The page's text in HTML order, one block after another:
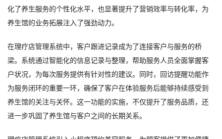
化了养生服务的个性化水平，也显著提升了营销效率与转化率，为
养生馆的业务拓展注入了强劲动力。
在理疗店管理系统中，客户跟进记录成为了连接客户与服务的桥
梁。系统通过智能化的信息记录与整理，帮助服务人员全面掌握客
户状况，为每次服务提供有针对性的建议。同时，回访提醒功能作
为服务闭环的重要一环，确保了客户在体验服务后能够持续感受到
养生馆的关注与关怀。这一功能的实施，不仅提升了服务品质，还
进一步巩固了养生馆与客户之间的长期关系。